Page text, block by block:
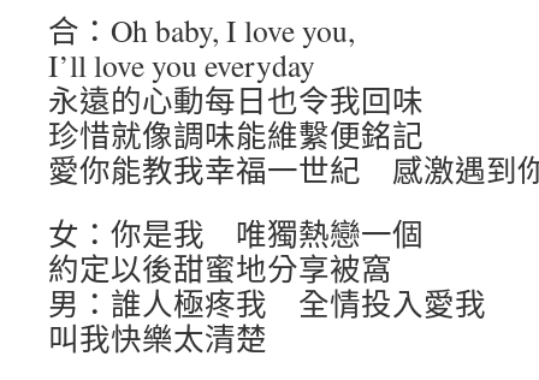
合：Oh baby, I love you,
I’ll love you everyday
永遠的心動每日也令我回味
珍惜就像調味能維繫便銘記
愛你能教我幸福一世紀 感激遇到
女：你是我 唯獨熱戀一個
約定以後甜蜜地分享被窩
男：誰人極疼我 全情投入愛我
叫我快樂太清楚